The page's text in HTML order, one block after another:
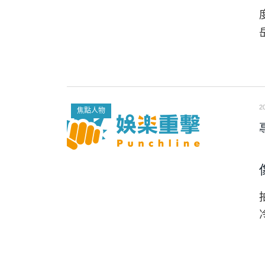
焦點人物